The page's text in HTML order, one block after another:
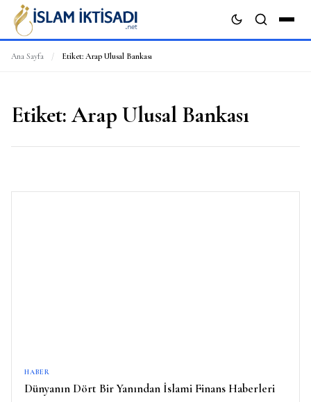
Ana Sayfa / Etiket: Arap Ulusal Bankası
Etiket:Arap Ulusal Bankası
HABER
Dünyanın Dört Bir Yanından İslami Finans Haberleri